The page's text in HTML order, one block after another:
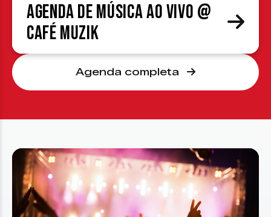
Agenda de Música ao Vivo @
Café Muzik
Agenda completa